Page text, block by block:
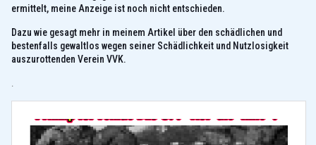
ermittelt, meine Anzeige ist noch nicht entschieden.
Dazu wie gesagt mehr in meinem Artikel über den schädlichen und
bestenfalls gewaltlos wegen seiner Schädlichkeit und Nutzlosigkeit
auszurottenden Verein VVK.
.